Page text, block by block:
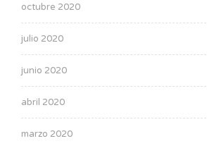
octubre 2020
julio 2020
junio 2020
abril 2020
marzo 2020